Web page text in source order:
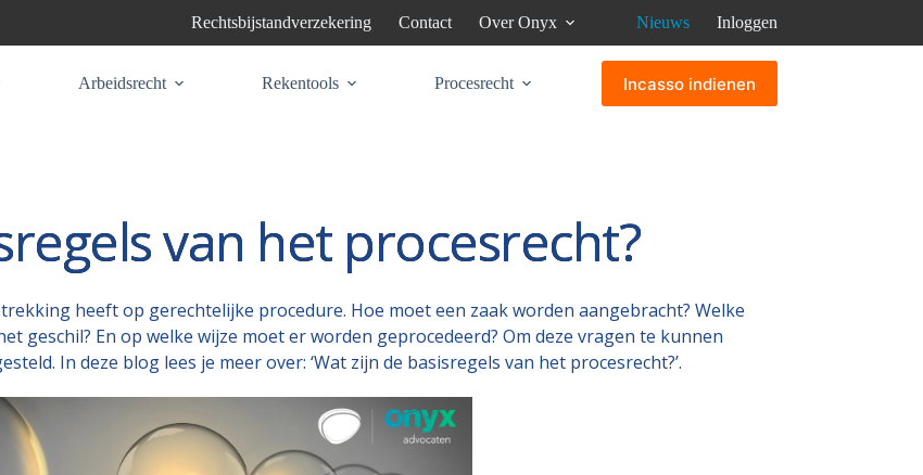
Rechtsbijstandverzekering Contact Over Onyx Nieuws Inloggen
Arbeidsrecht Rekentools Procesrecht Incasso indienen
van het procesrecht?
heeft op gerechtelijke procedure. Hoe moet een zaak worden aangebracht? Welke
geschil? En op welke wijze moet er worden geprocedeerd? Om deze vragen te kunnen
In deze blog lees je meer over: ‘Wat zijn de basisregels van het procesrecht?’.